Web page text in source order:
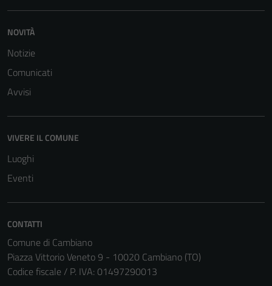
NOVITÀ
Notizie
Comunicati
Avvisi
VIVERE IL COMUNE
Luoghi
Eventi
CONTATTI
Comune di Cambiano
Piazza Vittorio Veneto 9 - 10020 Cambiano (TO)
Codice fiscale / P. IVA: 01497290013